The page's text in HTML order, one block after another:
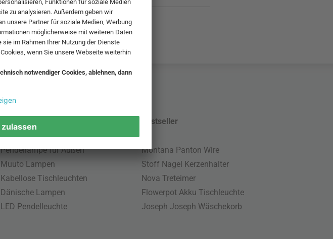
Beliebte Leuchten
Pendellampe für Außen
Muuto Lampen
Kabellose Tischleuchten
Dänische Lampen
LED Pendelleuchte
Bestseller
Montana Panton Wire
Stoff Nagel Kerzenhalter
Nova Treteimer
Flowerpot Akku Tischleuchte
Joseph Joseph Wäschekorb